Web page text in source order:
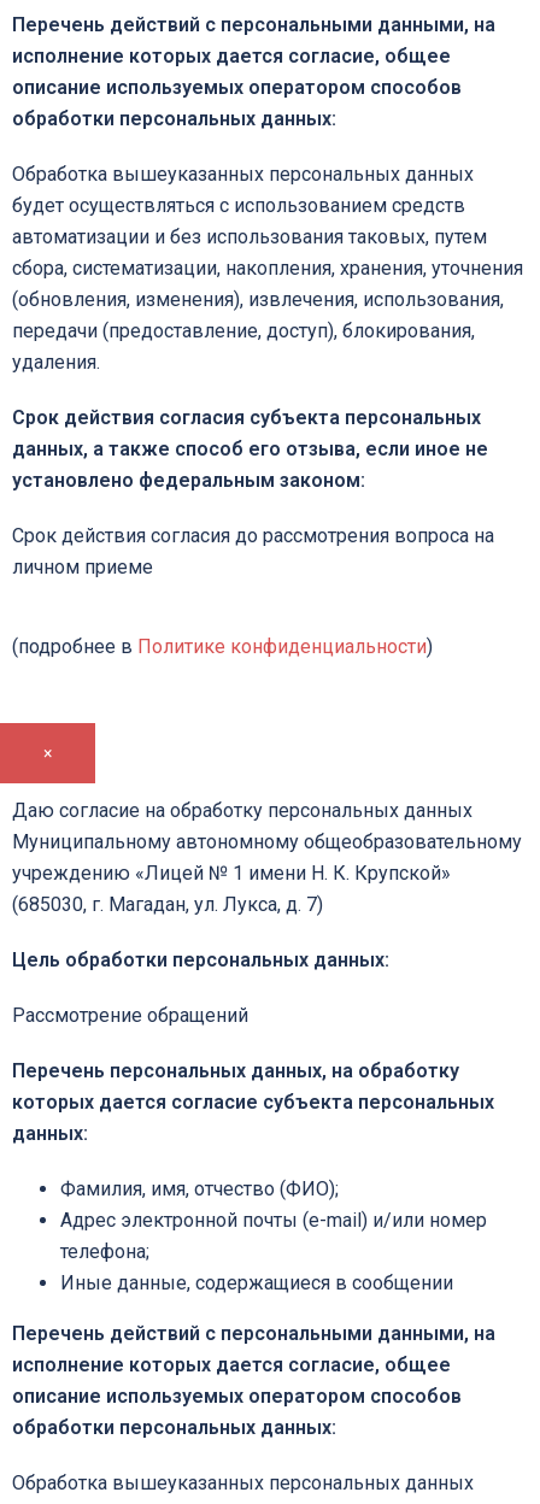
Перечень действий с персональными данными, на
исполнение которых дается согласие, общее
описание используемых оператором способов
обработки персональных данных:
Обработка вышеуказанных персональных данных
будет осуществляться с использованием средств
автоматизации и без использования таковых, путем
сбора, систематизации, накопления, хранения, уточнения
(обновления, изменения), извлечения, использования,
передачи (предоставление, доступ), блокирования,
удаления.
Срок действия согласия субъекта персональных
данных, а также способ его отзыва, если иное не
установлено федеральным законом:
Срок действия согласия до рассмотрения вопроса на
личном приеме
(подробнее в Политике конфиденциальности)
×
Даю согласие на обработку персональных данных
Муниципальному автономному общеобразовательному
учреждению «Лицей № 1 имени Н. К. Крупской»
(685030, г. Магадан, ул. Лукса, д. 7)
Цель обработки персональных данных:
Рассмотрение обращений
Перечень персональных данных, на обработку
которых дается согласие субъекта персональных
данных:
Фамилия, имя, отчество (ФИО);
Адрес электронной почты (e-mail) и/или номер
телефона;
Иные данные, содержащиеся в сообщении
Перечень действий с персональными данными, на
исполнение которых дается согласие, общее
описание используемых оператором способов
обработки персональных данных:
Обработка вышеуказанных персональных данных